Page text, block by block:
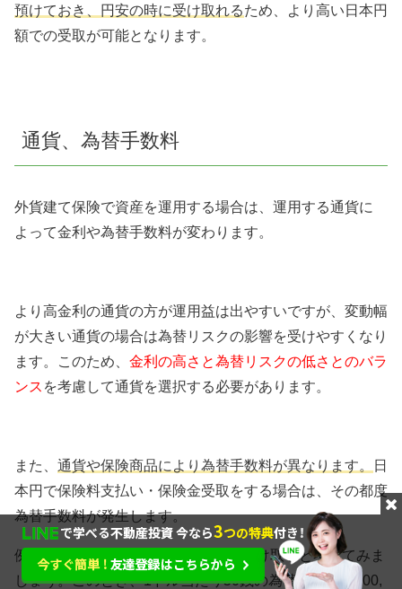
預けておき、円安の時に受け取れるため、より高い日本円
額での受取が可能となります。
通貨、為替手数料
外貨建て保険で資産を運用する場合は、運用する通貨に
よって金利や為替手数料が変わります。
より高金利の通貨の方が運用益は出やすいですが、変動幅
が大きい通貨の場合は為替リスクの影響を受けやすくなり
ます。このため、 金利の高さと為替リスクの低さとのバラ
ンス を考慮して通貨を選択する必要があります。
また、 通貨や保険商品により為替手数料が異なります。
日
本円で保険料支払い・保険金受取をする場合は、その都度
為替手数料が発生します。
例えば1ドル=100円の時に保険金を受け取ると考えてみま
しょう。このとき、1ドル当たり50銭の為替手数料で100,